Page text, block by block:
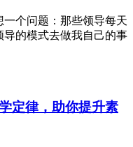
个问题：那些领导每天
的模式去做我自己的事
定律，助你提升素